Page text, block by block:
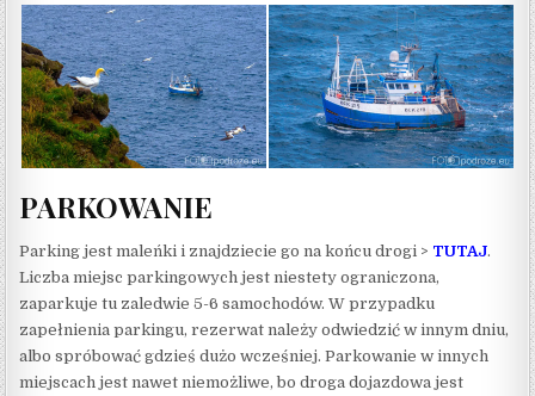
PARKOWANIE
Parking jest maleńki i znajdziecie go na końcu drogi > TUTAJ.
Liczba miejsc parkingowych jest niestety ograniczona,
zaparkuje tu zaledwie 5-6 samochodów. W przypadku
zapełnienia parkingu, rezerwat należy odwiedzić w innym dniu,
albo spróbować gdzieś dużo wcześniej. Parkowanie w innych
miejscach jest nawet niemożliwe, bo droga dojazdowa jest